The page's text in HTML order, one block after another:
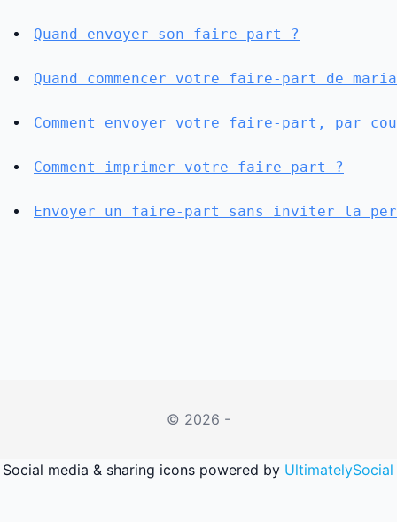
Quand envoyer son faire-part ?
Quand commencer votre faire-part de
Comment envoyer votre faire-part, par
Comment imprimer votre faire-part ?
Envoyer un faire-part sans inviter la
© 2026 -
Social media & sharing icons powered by UltimatelySocial